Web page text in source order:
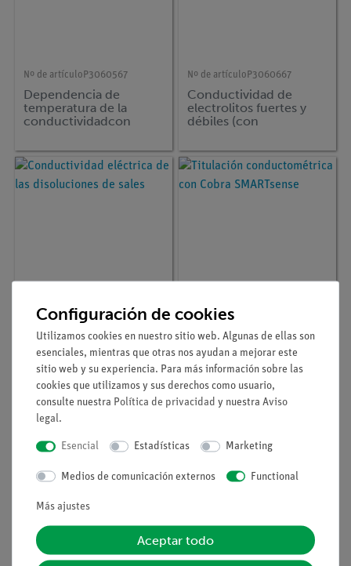
Nº de artículo P3060567
Dependencia de
temperatura de la
conductividadcon
Nº de artículo P3060667
Conductividad de
electrolitos fuertes y
débiles (con
Nº de artículoP1145701
Conductividad
eléctrica de las
disoluciones de sales
Nº de artículo
Titulación
conductométrica con
Cobra SMARTsense
Configuración de cookies
Utilizamos cookies en nuestro sitio web. Algunas de ellas son
esenciales, mientras que otras nos ayudan a mejorar este
sitio web y su experiencia. Para más información sobre las
cookies que utilizamos y sus derechos como usuario,
consulte nuestra Política de privacidad y nuestra Aviso
legal.
Esencial Estadísticas Marketing
Medios de comunicación externos Functional
Más ajustes
Aceptar todo